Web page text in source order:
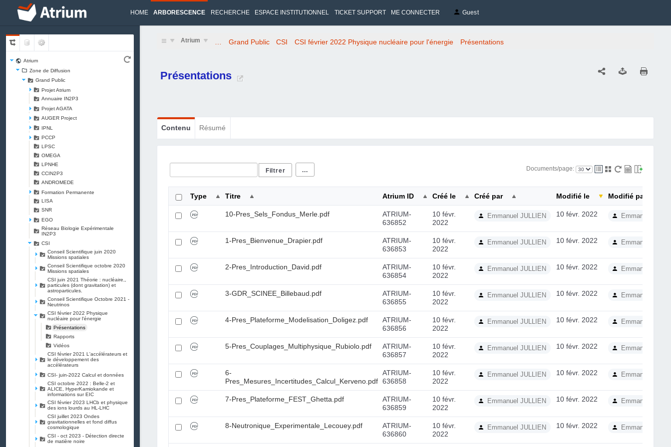
HOME ARBORESCENCE RECHERCHE ESPACE INSTITUTIONNEL TICKET SUPPORT ME CONNECTER Guest
Atrium
Zone de Diffusion
Grand Public
Projet Atrium
Annuaire IN2P3
Projet AGATA
AUGER Project
IPNL
PCCP
LPSC
OMEGA
LPNHE
CCIN2P3
ANDROMEDE
Formation Permanente
LISA
SNR
EGO
Réseau Biologie Expérimentale
IN2P3
CSI
Conseil Scientifique juin 2020
Missions spatiales
Conseil Scientifique octobre 2020
Missions spatiales
CSI juin 2021 Théorie : nucléaire,,
particules (dont gravitation) et
astroparticules.
Conseil Scientifique Octobre 2021 -
Neutrinos
CSI février 2022 Physique
nucléaire pour l'énergie
Présentations
Rapports
Vidéos
CSI février 2021 L'accélérateurs et
le développement des
accélérateurs
CSI- juin-2022 Calcul et données
CSI octobre 2022 : Belle-2 et
ALICE, HyperKamiokande et
informations sur EIC
CSI février 2023 LHCb et physique
des ions lourds au HL-LHC
CSI juillet 2023 Ondes
gravitationnelles et fond diffus
cosmologique
CSI - oct 2023 - Détection directe
de matière noire
Atrium … Grand Public CSI CSI février 2022 Physique nucléaire pour l'énergie Présentations
Présentations
Contenu Résumé
... Documents/page:
Type Titre Atrium ID Créé le Créé par Modifié le Modifié par
10-Pres_Sels_Fondus_Merle.pdf
ATRIUM-
636852
10 févr.
2022
Emmanuel JULLIEN 10 févr. 2022 Emmanuel
1-Pres_Bienvenue_Drapier.pdf
ATRIUM-
636853
10 févr.
2022
Emmanuel JULLIEN 10 févr. 2022 Emmanuel
2-Pres_Introduction_David.pdf
ATRIUM-
636854
10 févr.
2022
Emmanuel JULLIEN 10 févr. 2022 Emmanuel
3-GDR_SCINEE_Billebaud.pdf
ATRIUM-
636855
10 févr.
2022
Emmanuel JULLIEN 10 févr. 2022 Emmanuel
4-Pres_Plateforme_Modelisation_Doligez.pdf
ATRIUM-
636856
10 févr.
2022
Emmanuel JULLIEN 10 févr. 2022 Emmanuel
5-Pres_Couplages_Multiphysique_Rubiolo.pdf
ATRIUM-
636857
10 févr.
2022
Emmanuel JULLIEN 10 févr. 2022 Emmanuel
6-
Pres_Mesures_Incertitudes_Calcul_Kerveno.pdf
ATRIUM-
636858
10 févr.
2022
Emmanuel JULLIEN 10 févr. 2022 Emmanuel
7-Pres_Plateforme_FEST_Ghetta.pdf
ATRIUM-
636859
10 févr.
2022
Emmanuel JULLIEN 10 févr. 2022 Emmanuel
8-Neutronique_Experimentale_Lecouey.pdf
ATRIUM-
636860
10 févr.
2022
Emmanuel JULLIEN 10 févr. 2022 Emmanuel